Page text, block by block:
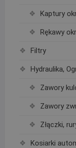
Kaptury
Rękawy
Filtry
Hydraulika,
Zawory
Zawory
Złączki,
Kosiarki